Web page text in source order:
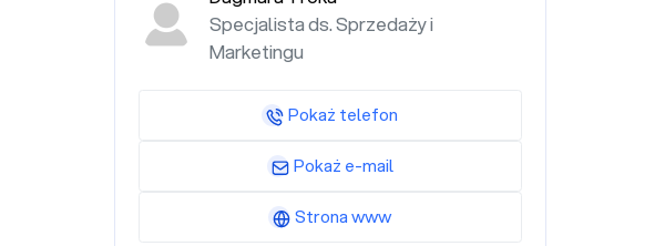
Specjalista ds. Sprzedaży i
Marketingu
Pokaż telefon
Pokaż e-mail
Strona www